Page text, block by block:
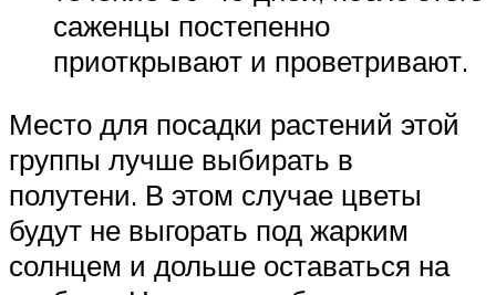
саженцы постепенно
приоткрывают и проветривают.
Место для посадки растений этой
группы лучше выбирать в
полутени. В этом случае цветы
будут не выгорать под жарким
солнцем и дольше оставаться на